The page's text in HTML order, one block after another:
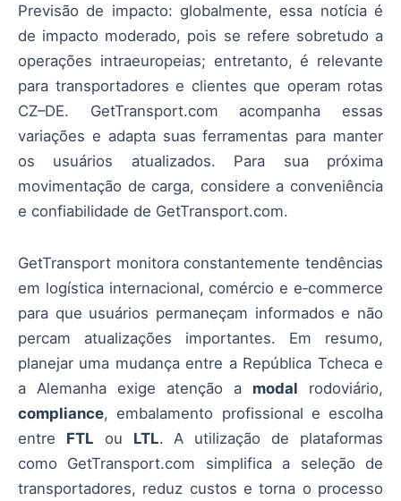
Previsão de impacto: globalmente, essa notícia é
de impacto moderado, pois se refere sobretudo a
operações intraeuropeias; entretanto, é relevante
para transportadores e clientes que operam rotas
CZ–DE. GetTransport.com acompanha essas
variações e adapta suas ferramentas para manter
os usuários atualizados. Para sua próxima
movimentação de carga, considere a conveniência
e confiabilidade de GetTransport.com.
GetTransport monitora constantemente tendências
em logística internacional, comércio e e‑commerce
para que usuários permaneçam informados e não
percam atualizações importantes. Em resumo,
planejar uma mudança entre a República Tcheca e
a Alemanha exige atenção a modal rodoviário,
compliance, embalamento profissional e escolha
entre FTL ou LTL. A utilização de plataformas
como GetTransport.com simplifica a seleção de
transportadores, reduz custos e torna o processo